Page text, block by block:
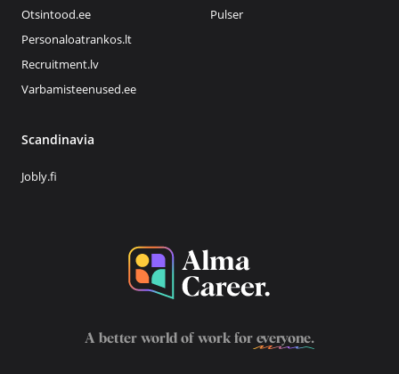
Otsintood.ee
Personaloatrankos.lt
Recruitment.lv
Varbamisteenused.ee
Pulser
Scandinavia
Jobly.fi
A better world of work for everyone.